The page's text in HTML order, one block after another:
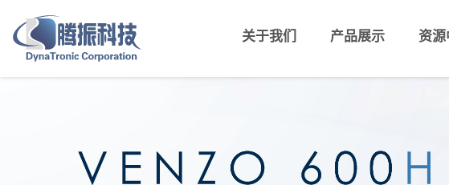
关于我们 产品展示 资